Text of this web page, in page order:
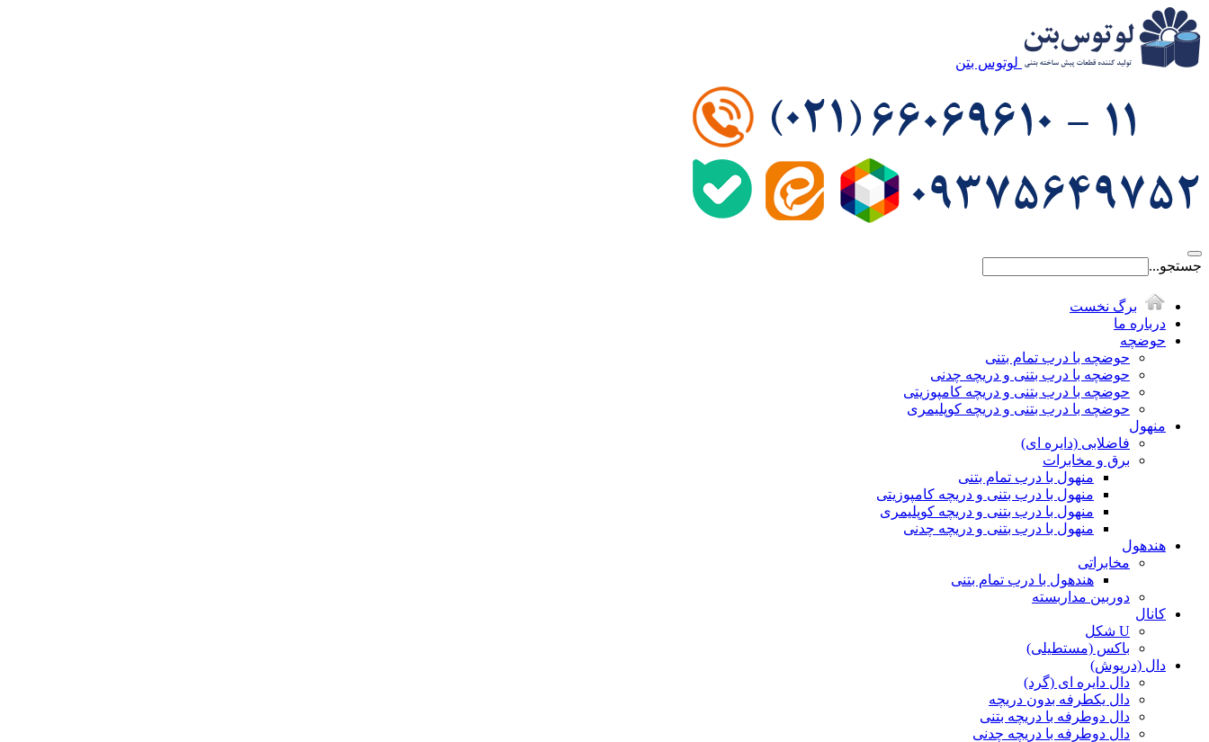
لوتوس بتن
جستجو...
برگ نخست
درباره ما
حوضچه
حوضچه با درب تمام بتنی
حوضچه با درب بتنی و دریچه چدنی
حوضچه با درب بتنی و دریچه کامپوزیتی
حوضچه با درب بتنی و دریچه کوپلیمری
منهول
فاضلابی (دایره ای)
برق و مخابرات
منهول با درب تمام بتنی
منهول با درب بتنی و دریچه کامپوزیتی
منهول با درب بتنی و دریچه کوپلیمری
منهول با درب بتنی و دریچه چدنی
هندهول
مخابراتی
هندهول با درب تمام بتنی
دوربین مداربسته
کانال
U شکل
باکس (مستطیلی)
دال (درپوش)
دال دایره ای (گرد)
دال یکطرفه بدون دریچه
دال دوطرفه با دریچه بتنی
دال دوطرفه با دریچه چدنی